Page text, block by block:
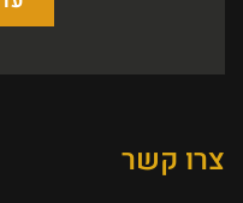
צרו קשר